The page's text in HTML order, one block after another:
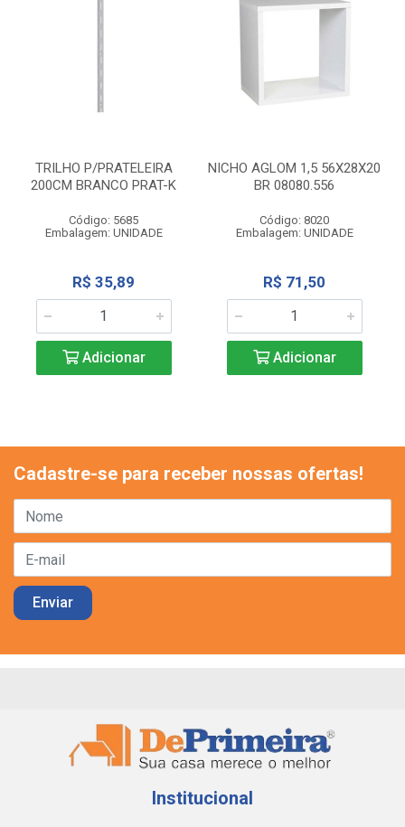
TRILHO P/PRATELEIRA
200CM BRANCO PRAT-K
Código: 5685
Embalagem: UNIDADE
R$ 35,89
Adicionar
NICHO AGLOM 1,5 56X28X20
BR 08080.556
Código: 8020
Embalagem: UNIDADE
R$ 71,50
Adicionar
Cadastre-se para receber nossas ofertas!
Institucional